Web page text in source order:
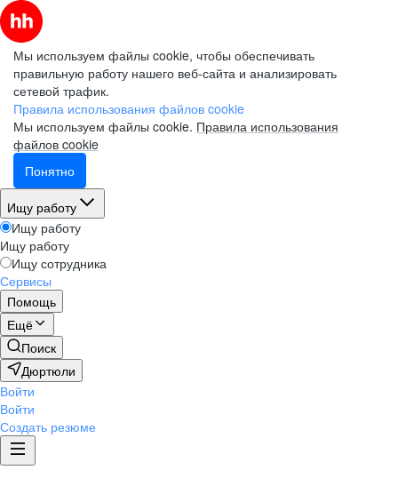
Мы используем файлы cookie, чтобы обеспечивать
правильную работу нашего веб-сайта и анализировать
сетевой трафик.
Правила использования файлов cookie
Мы используем файлы cookie. Правила использования
файлов cookie
Понятно
Ищу работу
Ищу работу
Ищу работу
Ищу сотрудника
Сервисы
Помощь
Ещё
Поиск
Дюртюли
Войти
Войти
Создать резюме